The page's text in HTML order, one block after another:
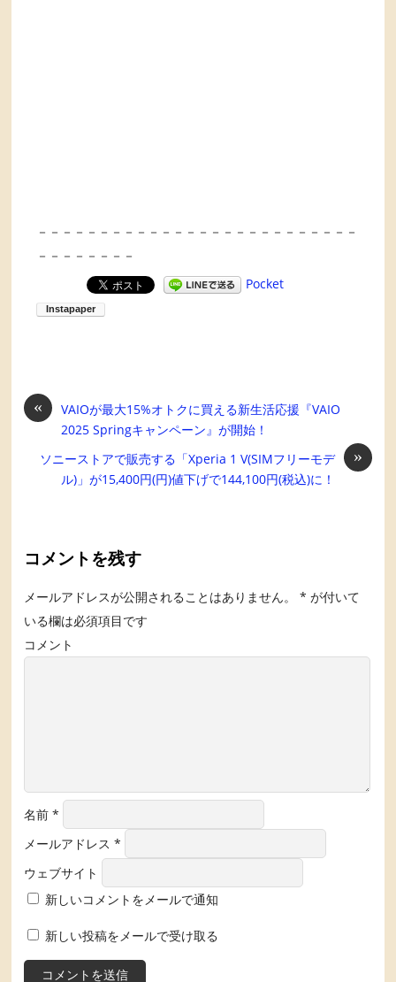
－－－－－－－－－－－－－－－－－－－－－－－－－－
－－－－－－－－
Pocket
«
VAIOが最大15%オトクに買える新生活応援『VAIO
2025 Springキャンペーン』が開始！
»
ソニーストアで販売する「Xperia 1 V(SIMフリーモデ
ル)」が15,400円(円)値下げで144,100円(税込)に！
コメントを残す
メールアドレスが公開されることはありません。 * が付いて
いる欄は必須項目です
コメント
名前*
メールアドレス*
ウェブサイト
新しいコメントをメールで通知
新しい投稿をメールで受け取る